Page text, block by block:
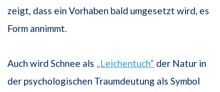
zeigt, dass ein Vorhaben bald umgesetzt wird, es
Form annimmt.
Auch wird Schnee als „Leichentuch“ der Natur in
der psychologischen Traumdeutung als Symbol